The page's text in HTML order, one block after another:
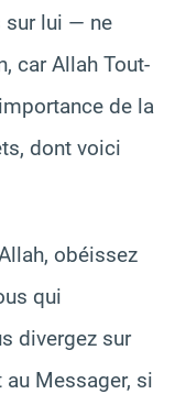
sur lui — ne
car Allah Tout-
de la
dont voici
obéissez
qui
divergez sur
au Messager, si